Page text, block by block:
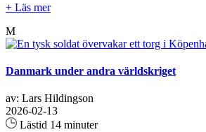
+ Läs mer
M
Danmark under andra världskriget
av: Lars Hildingson
2026-02-13
Lästid 14 minuter